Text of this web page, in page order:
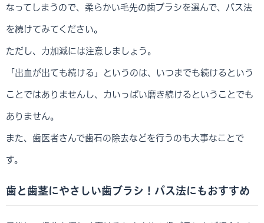
なってしまうので、柔らかい毛先の歯ブラシを選んで、バス法
を続けてみてください。
ただし、力加減には注意しましょう。
「出血が出ても続ける」というのは、いつまでも続けるという
ことではありませんし、力いっぱい磨き続けるということでも
ありません。
また、歯医者さんで歯石の除去などを行うのも大事なことで
す。
歯と歯茎にやさしい歯ブラシ！バス法にもおすすめ